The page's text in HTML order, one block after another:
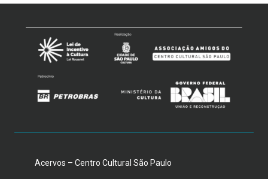
Acervos – Centro Cultural São Paulo